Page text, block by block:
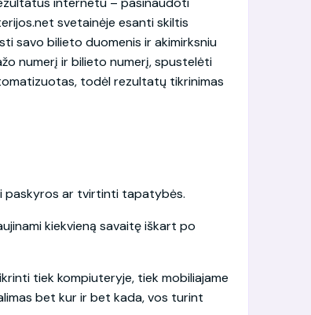
svetainėje esanti skiltis
savo bilieto duomenis ir akimirksniu
numerį ir bilieto numerį, spustelėti
todėl rezultatų tikrinimas
paskyros ar tvirtinti tapatybės.
kiekvieną savaitę iškart po
tiek kompiuteryje, tiek mobiliajame
bet kur ir bet kada, vos turint